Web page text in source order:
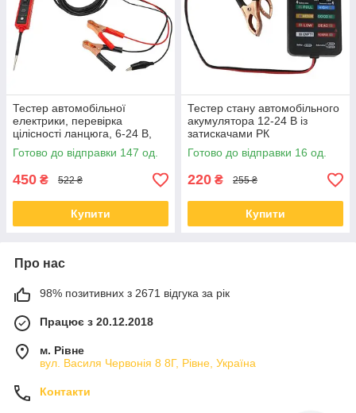
Тестер автомобільної
електрики, перевірка
цілісності ланцюга, 6-24 В,
EM285
Готово до відправки 147 од.
450 ₴ 522 ₴
Купити
Тестер стану автомобільного
акумулятора 12-24 В із
затискачами РК
Готово до відправки 16 од.
220 ₴ 255 ₴
Купити
Про нас
98% позитивних з 2671 відгука за рік
Працює з 20.12.2018
м. Рівне
вул. Василя Червонія 8 8Г, Рівне, Україна
Контакти